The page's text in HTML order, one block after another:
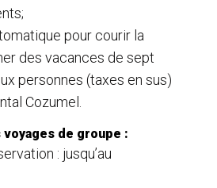
pour courir la
des vacances de sept
personnes (taxes en sus)
Cozumel.
de groupe :
: jusqu’au